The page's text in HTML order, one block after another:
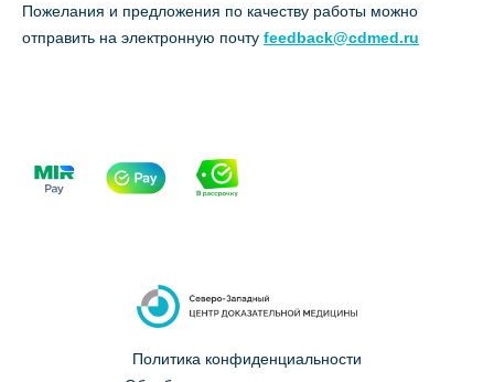
Пожелания и предложения по качеству работы можно
отправить на электронную почту feedback@cdmed.ru
Политика конфиденциальности